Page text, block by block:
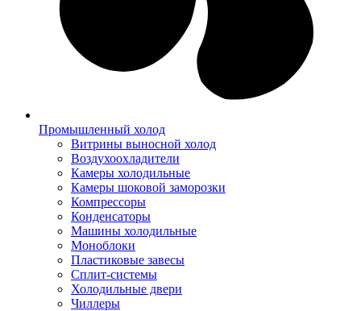
Промышленный холод
Витрины выносной холод
Воздухоохладители
Камеры холодильные
Камеры шоковой заморозки
Компрессоры
Конденсаторы
Машины холодильные
Моноблоки
Пластиковые завесы
Сплит-системы
Холодильные двери
Чиллеры